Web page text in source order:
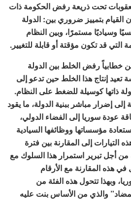
تحت ذريعة رفض الحكومة ذات
القيام بتمييز ضروري بين: الدولة
وسياديًا مستمرًا، وبين النظام
التي قد تكون مؤقتة أو قابلة للتغيير.
خطابياً رفض الخلط بين الدولة
تعيد إنتاج هذا الخلط حين تدعو إلى
ذاتها كوسيلة للضغط على النظام.
إضرار مباشر ببنية الدولة، ما يقود
عودة سوريا إلى الفضاء الدولي،
مؤسساتها ووظائفها السيادية
التيارات إلى المقارنة بين فترة
من أجل تبرير استمرار هذا السلوك مع
هذه المقارنة مع الأرقام
وبهذا تتحول هذه الفئة من
والذي من الأساس بنت عليه